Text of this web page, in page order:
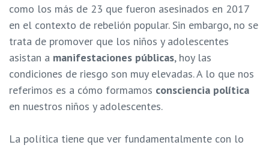
como los más de 23 que fueron asesinados en 2017
en el contexto de rebelión popular. Sin embargo, no se
trata de promover que los niños y adolescentes
asistan a manifestaciones públicas, hoy las
condiciones de riesgo son muy elevadas. A lo que nos
referimos es a cómo formamos consciencia política
en nuestros niños y adolescentes.
La política tiene que ver fundamentalmente con lo